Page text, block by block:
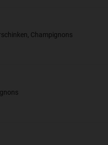
Champignons